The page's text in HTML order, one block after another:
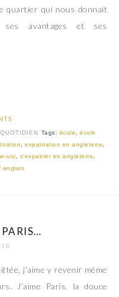
quartier qui nous donnait
ses avantages et ses
Tags: école
école
,expatriation en angleterre
uni s'expatrier en angleterre
anglais
j’aime y revenir même
J’aime Paris, la douce